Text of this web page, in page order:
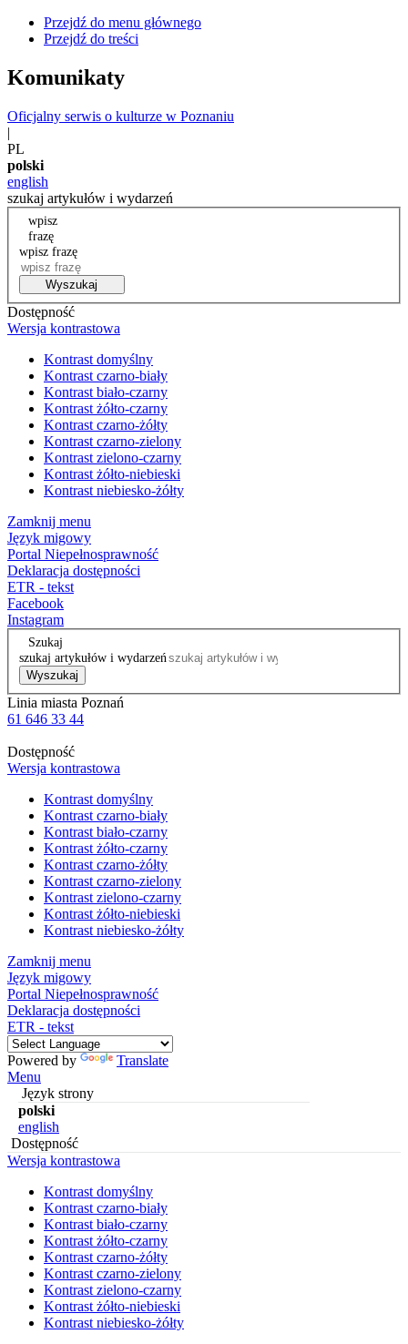
Przejdź do menu głównego
Przejdź do treści
Komunikaty
Oficjalny serwis o kulturze w Poznaniu
|
PL
polski
english
szukaj artykułów i wydarzeń
wpisz
frazę
wpisz frazę
Wyszukaj
Dostępność
Wersja kontrastowa
Kontrast domyślny
Kontrast czarno-biały
Kontrast biało-czarny
Kontrast żółto-czarny
Kontrast czarno-żółty
Kontrast czarno-zielony
Kontrast zielono-czarny
Kontrast żółto-niebieski
Kontrast niebiesko-żółty
Zamknij menu
Język migowy
Portal Niepełnosprawność
Deklaracja dostępności
ETR - tekst
Facebook
Instagram
Szukaj
szukaj artykułów i wydarzeń
Wyszukaj
Linia miasta Poznań
61 646 33 44
Dostępność
Wersja kontrastowa
Kontrast domyślny
Kontrast czarno-biały
Kontrast biało-czarny
Kontrast żółto-czarny
Kontrast czarno-żółty
Kontrast czarno-zielony
Kontrast zielono-czarny
Kontrast żółto-niebieski
Kontrast niebiesko-żółty
Zamknij menu
Język migowy
Portal Niepełnosprawność
Deklaracja dostępności
ETR - tekst
Powered by
Translate
Menu
Język strony
polski
english
Dostępność
Wersja kontrastowa
Kontrast domyślny
Kontrast czarno-biały
Kontrast biało-czarny
Kontrast żółto-czarny
Kontrast czarno-żółty
Kontrast czarno-zielony
Kontrast zielono-czarny
Kontrast żółto-niebieski
Kontrast niebiesko-żółty